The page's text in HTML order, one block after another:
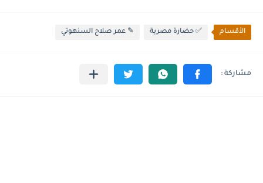
الأقسام ✅ حضارة مصرية ✎ عمر صلاح السنهوتي